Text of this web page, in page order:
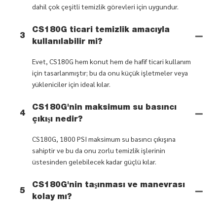
dahil çok çeşitli temizlik görevleri için uygundur.
3
CS180G ticari temizlik amacıyla
kullanılabilir mi?
Evet, CS180G hem konut hem de hafif ticari kullanım
için tasarlanmıştır; bu da onu küçük işletmeler veya
yükleniciler için ideal kılar.
4
CS180G'nin maksimum su basıncı
çıkışı nedir?
CS180G, 1800 PSI maksimum su basıncı çıkışına
sahiptir ve bu da onu zorlu temizlik işlerinin
üstesinden gelebilecek kadar güçlü kılar.
5
CS180G'nin taşınması ve manevrası
kolay mı?